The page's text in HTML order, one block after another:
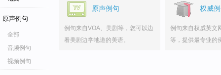
原声例句
全部
音频例句
视频例句
原声例句
例句来自VOA、美剧等，您可以边
看美剧边学地道的美语。
权威
例句来自权威英文
等，提供最专业的